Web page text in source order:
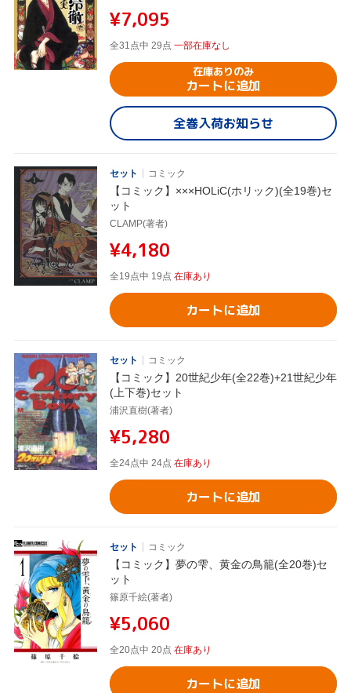
¥7,095
全31点中 29点 一部在庫なし
在庫ありのみ
カートに追加
全巻入荷お知らせ
セット コミック
【コミック】×××HOLiC(ホリック)(全19巻)セ
ット
CLAMP(著者)
¥4,180
全19点中 19点 在庫あり
カートに追加
セット コミック
【コミック】20世紀少年(全22巻)+21世紀少年
(上下巻)セット
浦沢直樹(著者)
¥5,280
全24点中 24点 在庫あり
カートに追加
セット コミック
【コミック】夢の雫、黄金の鳥籠(全20巻)セ
ット
篠原千絵(著者)
¥5,060
全20点中 20点 在庫あり
カートに追加